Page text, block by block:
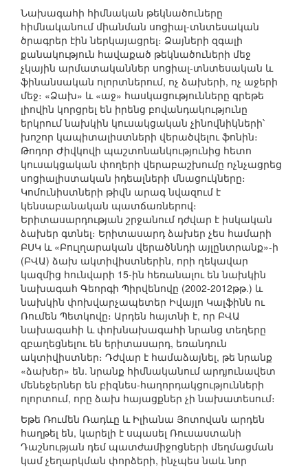
Նախագահի հիմնական թեկնածուները
հիմնականում միանման սոցիալ-տնտեսական
ծրագրեր էին ներկայացրել։ Ձայների զգալի
քանակություն հավաքած թեկնածուների մեջ
չկային արմատականներ սոցիալ-տնտեսական և
ֆինանսական ոլորտներում, ոչ ձախերի, ոչ աջերի
մեջ։ «Ձախ» և «աջ» հասկացությունները գրեթե
լիովին կորցրել են իրենց բովանդակությունը
երկրում նախկին կուսակցական չինովնիկների՝
խոշոր կապիտալիստների վերածվելու ֆոնին։
Թոդոր Ժիվկովի պաշտոնանկությունից հետո
կուսակցական փողերի վերաբաշխումը ոչնչացրեց
սոցիալիստական իդեալների մնացուկները։
Կոմունիստների թիվն արագ նվազում է
կենսաբանական պատճառներով։
Երիտասարդության շրջանում դժվար է իսկական
ձախեր գտնել։ Երիտասարդ ձախեր չես համարի
ԲՍԿ և «Բուլղարական վերածննդի այլընտրանք»-ի
(ԲՎԱ) ձախ ակտիվիստներին, որի ղեկավար
կազմից հունվարի 15-ին հեռանալու են նախկին
նախագահ Գեորգի Պիրվենովը (2002-2012թթ.) և
նախկին փոխվարչապետեր Իվայլո Կալֆինն ու
Ռումեն Պետկովը։ Արդեն հայտնի է, որ ԲՎԱ
նախագահի և փոխնախագահի նրանց տեղերը
զբաղեցնելու են երիտասարդ, եռանդուն
ակտիվիստներ։ Դժվար է համաձայնել, թե նրանք
«ձախեր» են. նրանք հիմնականում արդյունավետ
մենեջերներ են բիզնես-հաղորդակցությունների
ոլորտում, որը ձախ հայացքներ չի նախատեսում։
Եթե Ռումեն Ռադևը և Իլիանա Յոտովան արդեն
հաղթել են, կարելի է սպասել Ռուսաստանի
Դաշնության դեմ պատժամիջոցների մեղմացման
կամ չեղարկման փորձերի, ինչպես նաև նոր